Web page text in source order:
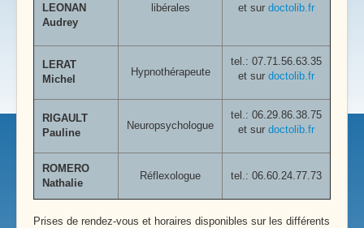
LEONAN
Audrey
libérales
et sur doctolib.fr
LERAT
Michel
Hypnothérapeute
tel.: 07.71.56.63.35
et sur doctolib.fr
RIGAULT
Pauline
Neuropsychologue
tel.: 06.29.86.38.75
et sur doctolib.fr
ROMERO
Nathalie
Réflexologue tel.: 06.60.24.77.73
Prises de rendez-vous et horaires disponibles sur les différents